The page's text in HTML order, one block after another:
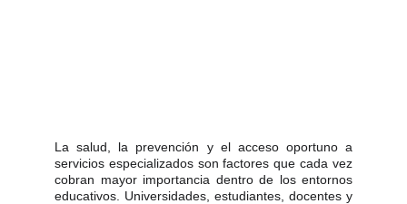
La salud, la prevención y el acceso oportuno a
servicios especializados son factores que cada vez
cobran mayor importancia dentro de los entornos
educativos. Universidades, estudiantes, docentes y